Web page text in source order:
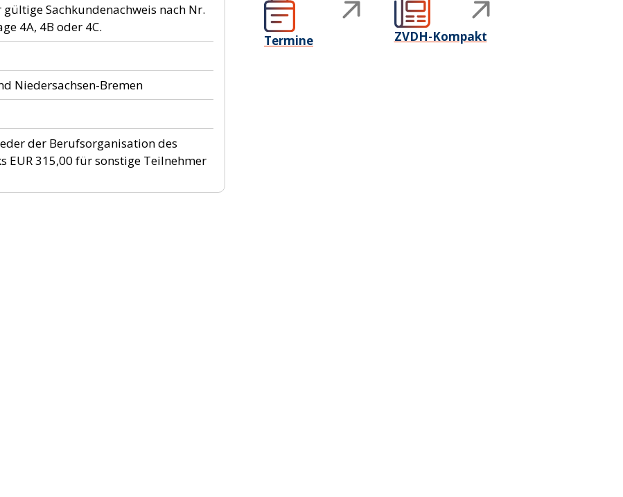
Sachkundenachweis nach Nr.
4A, 4B oder 4C.
Niedersachsen-Bremen
der Berufsorganisation des
EUR 315,00 für sonstige Teilnehmer
Termine ZVDH-Kompakt